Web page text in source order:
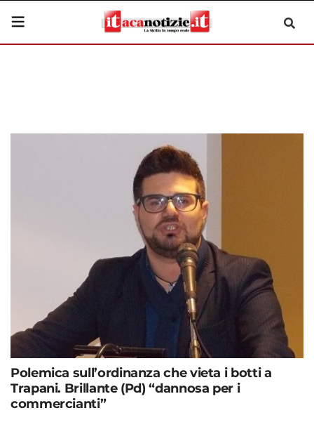
Polemica sull’ordinanza che vieta i botti a
Trapani. Brillante (Pd) “dannosa per i
commercianti”